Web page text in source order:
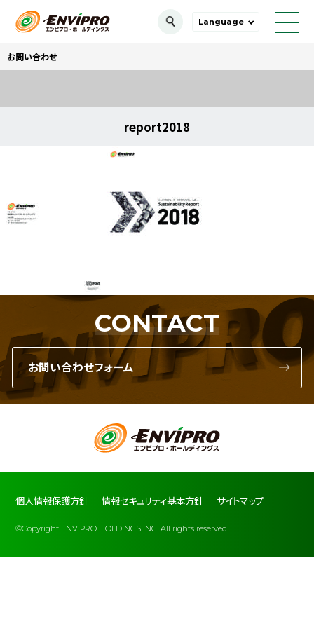
Language
お問い合わせ
report2018
CONTACT
お問い合わせフォーム
個人情報保護方針 情報セキュリティ基本方針 サイトマップ
©Copyright ENVIPRO HOLDINGS INC. All rights reserved.